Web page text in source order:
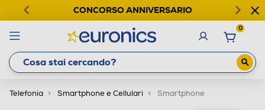
CONCORSO ANNIVERSARIO
0
Telefonia Smartphone e Cellulari Smartphone